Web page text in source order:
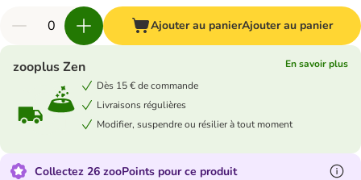
Ajouter au panierAjouter au panier
zooplus Zen
En savoir plus
Dès 15 € de commande
Livraisons régulières
Modifier, suspendre ou résilier à tout moment
Collectez 26 zooPoints pour ce produit